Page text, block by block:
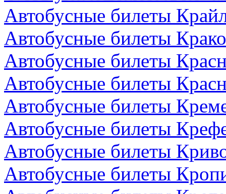
Автобусные билеты
Автобусные билеты
Автобусные билеты
Автобусные билеты
Автобусные билеты
Автобусные билеты
Автобусные билеты
Автобусные билеты